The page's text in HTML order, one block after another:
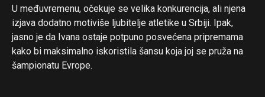
U međuvremenu, očekuje se velika konkurencija, ali njena
izjava dodatno motiviše ljubitelje atletike u Srbiji. Ipak,
jasno je da Ivana ostaje potpuno posvećena pripremama
kako bi maksimalno iskoristila šansu koja joj se pruža na
šampionatu Evrope.